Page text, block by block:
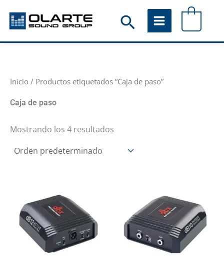
contenido
Buscar
Inicio / Productos etiquetados “Caja de paso”
Caja de paso
Mostrando los 4 resultados